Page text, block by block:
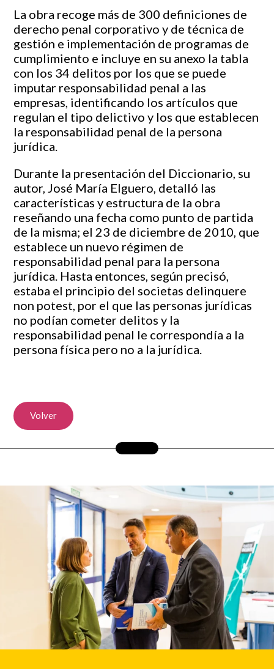
La obra recoge más de 300 definiciones de
derecho penal corporativo y de técnica de
gestión e implementación de programas de
cumplimiento e incluye en su anexo la tabla
con los 34 delitos por los que se puede
imputar responsabilidad penal a las
empresas, identificando los artículos que
regulan el tipo delictivo y los que establecen
la responsabilidad penal de la persona
jurídica.
Durante la presentación del Diccionario, su
autor, José María Elguero, detalló las
características y estructura de la obra
reseñando una fecha como punto de partida
de la misma; el 23 de diciembre de 2010, que
establece un nuevo régimen de
responsabilidad penal para la persona
jurídica. Hasta entonces, según precisó,
estaba el principio del societas delinquere
non potest, por el que las personas jurídicas
no podían cometer delitos y la
responsabilidad penal le correspondía a la
persona física pero no a la jurídica.
Volver